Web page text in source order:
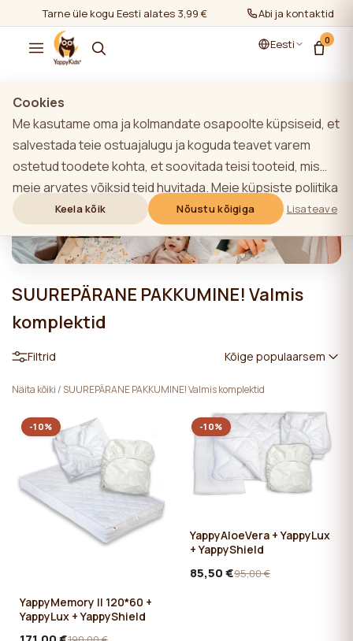
Tarne üle kogu Eesti alates 3,99 € Abi ja kontaktid
Eesti 0
SUUREPÄRANE PAKKUMINE! Valmis
komplektid
Filtrid Kõige populaarsem
Näita kõiki/ SUUREPÄRANE PAKKUMINE! Valmis komplektid
YappyMemory II 120*60 +
YappyLux + YappyShield
-10%
YappyAloeVera + YappyLux
+ YappyShield
85,50 €95,00 €
-10%
Cookies
Me kasutame oma ja kolmandate osapoolte küpsiseid, et
salvestada teie ostuajalugu ja koguda teavet varem
ostetud toodete kohta, et soovitada teisi tooteid, mis
meie arvates võiksid teid huvitada. Meie küpsiste poliitika
kohta lisateabe saamiseks klõpsake nupule "Lisateave".
Võite nõustuda kõigi küpsiste kasutamisega, klõpsates
nupule "Nõustu kõigiga" või lükata need tagasi,
klõpsab nupule "Keela kõik", salvestatakse veebisaidil
veebisaidi toimimiseks vajalikud tehnilised küpsised, mille
kasutamiseks ei ole vaja kasutaja nõusolekut.
Keela kõik Nõustu kõigiga Lisateave